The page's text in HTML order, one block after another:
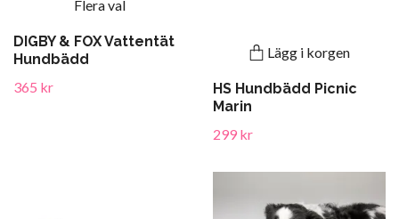
Flera val
DIGBY & FOX Vattentät
Hundbädd
365 kr
Lägg i korgen
HS Hundbädd Picnic
Marin
299 kr